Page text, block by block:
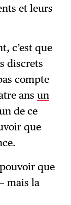
et leurs
c’est que
discrets
compte
ansun
de ce
que
que
mais la